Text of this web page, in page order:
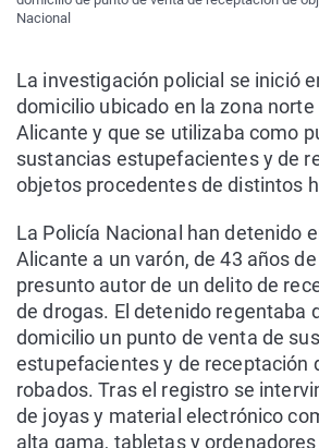
Nacional
La investigación policial se inició
domicilio ubicado en la zona norte
Alicante y que se utilizaba como
sustancias estupefacientes y de
objetos procedentes de distintos
La Policía Nacional han detenido
Alicante a un varón, de 43 años
presunto autor de un delito de
de drogas. El detenido regentaba
domicilio un punto de venta de
estupefacientes y de receptación
robados. Tras el registro se
de joyas y material electrónico
alta gama, tabletas y ordenadores